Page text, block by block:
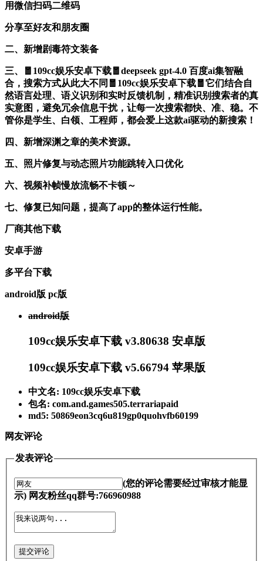
用微信扫码二维码
分享至好友和朋友圈
二、新增剧毒符文装备
三、🧧109cc娱乐安卓下载🧧deepseek gpt-4.0 百度ai集智融
合，搜索方式从此大不同🧧109cc娱乐安卓下载🧧它们结合自
然语言处理、语义识别和实时反馈机制，精准识别搜索者的真
实意图，避免冗余信息干扰，让每一次搜索都快、准、稳。不
管你是学生、白领、工程师，都会爱上这款ai驱动的新搜索！
四、新增深渊之章的美术资源。
五、照片修复与动态照片功能跳转入口优化
六、视频补帧慢放流畅不卡顿～
七、修复已知问题，提高了app的整体运行性能。
厂商其他下载
安卓手游
多平台下载
android版 pc版
android版
109cc娱乐安卓下载 v3.80638 安卓版
109cc娱乐安卓下载 v5.66794 苹果版
中文名: 109cc娱乐安卓下载
包名: com.and.games505.terrariapaid
md5: 50869eon3cq6u819gp0quohvfb60199
网友评论
发表评论
(您的评论需要经过审核才能显
示) 网友粉丝qq群号:766960988
提交评论